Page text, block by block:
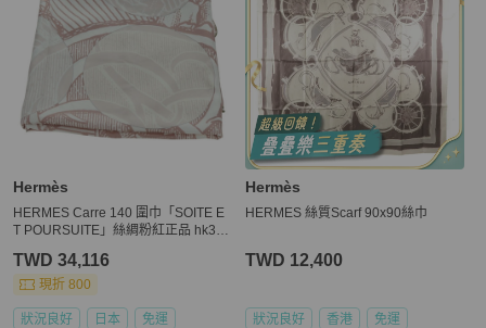
Hermès
HERMES Carre 140 圍巾「SOITE E
T POURSUITE」絲綢粉紅正品 hk377
TWD 34,116
現折 800
狀況良好 日本 免運
Hermès
HERMES 絲質Scarf 90x90絲巾
TWD 12,400
狀況良好 香港 免運